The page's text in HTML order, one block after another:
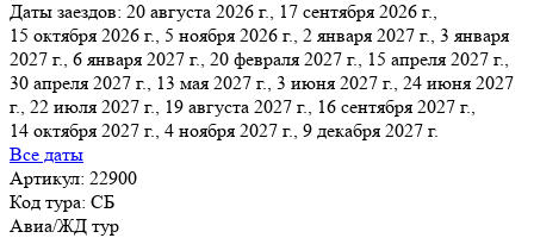
Даты заездов: 20 августа 2026 г., 17 сентября 2026 г.,
15 октября 2026 г., 5 ноября 2026 г., 2 января 2027 г., 3 января
2027 г., 6 января 2027 г., 20 февраля 2027 г., 15 апреля 2027 г.,
30 апреля 2027 г., 13 мая 2027 г., 3 июня 2027 г., 24 июня 2027
г., 22 июля 2027 г., 19 августа 2027 г., 16 сентября 2027 г.,
14 октября 2027 г., 4 ноября 2027 г., 9 декабря 2027 г.
Все даты
Артикул: 22900
Код тура: СБ
Авиа/ЖД тур